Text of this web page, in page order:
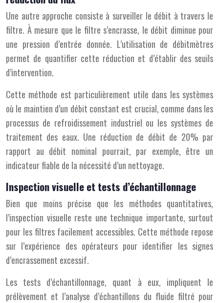
Une autre approche consiste à surveiller le débit à travers le
filtre. À mesure que le filtre s’encrasse, le débit diminue pour
une pression d’entrée donnée. L’utilisation de débitmètres
permet de quantifier cette réduction et d’établir des seuils
d’intervention.
Cette méthode est particulièrement utile dans les systèmes
où le maintien d’un débit constant est crucial, comme dans les
processus de refroidissement industriel ou les systèmes de
traitement des eaux. Une réduction de débit de 20% par
rapport au débit nominal pourrait, par exemple, être un
indicateur fiable de la nécessité d’un nettoyage.
Inspection visuelle et tests d’échantillonnage
Bien que moins précise que les méthodes quantitatives,
l’inspection visuelle reste une technique importante, surtout
pour les filtres facilement accessibles. Cette méthode repose
sur l’expérience des opérateurs pour identifier les signes
d’encrassement excessif.
Les tests d’échantillonnage, quant à eux, impliquent le
prélèvement et l’analyse d’échantillons du fluide filtré pour